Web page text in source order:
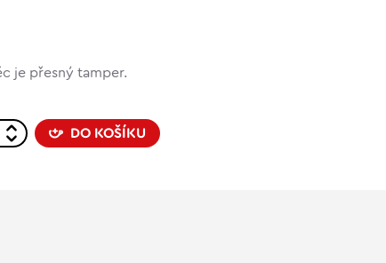
je přesný tamper.
DO KOŠÍKU